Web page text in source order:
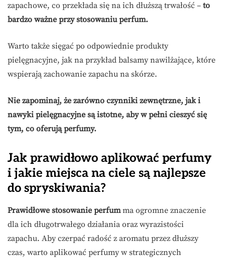
zapachowe, co przekłada się na ich dłuższą trwałość – to
bardzo ważne przy stosowaniu perfum.
Warto także sięgać po odpowiednie produkty
pielęgnacyjne, jak na przykład balsamy nawilżające, które
wspierają zachowanie zapachu na skórze.
Nie zapominaj, że zarówno czynniki zewnętrzne, jak i
nawyki pielęgnacyjne są istotne, aby w pełni cieszyć się
tym, co oferują perfumy.
Jak prawidłowo aplikować perfumy
i jakie miejsca na ciele są najlepsze
do spryskiwania?
Prawidłowe stosowanie perfumma ogromne znaczenie
dla ich długotrwałego działania oraz wyrazistości
zapachu. Aby czerpać radość z aromatu przez dłuższy
czas, warto aplikować perfumy w strategicznych